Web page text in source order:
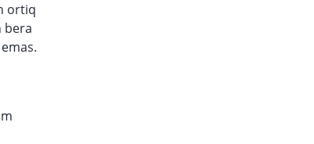
ortiq
bera